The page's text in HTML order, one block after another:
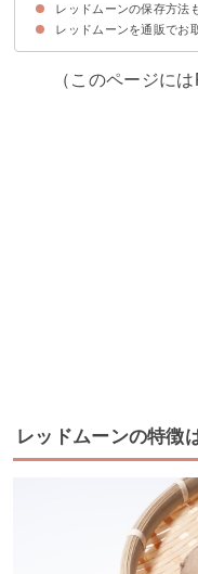
①レッドムーンのサラダ
②フライ・ド・レッドム
③レッドムーンとトマト
レッドムーンの保存方法
レッドムーンを通販でお
（このページに
レッドムーンの特徴